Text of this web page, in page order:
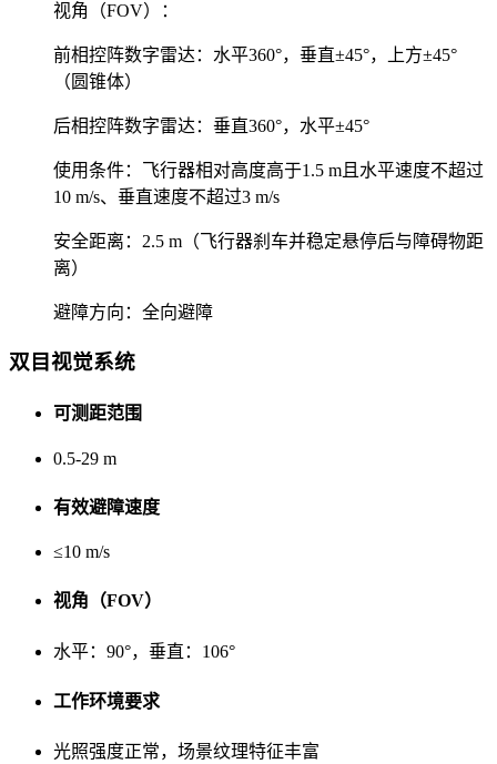
视角（FOV）：
前相控阵数字雷达：水平360°，垂直±45°，上方±45°
（圆锥体）
后相控阵数字雷达：垂直360°，水平±45°
使用条件：飞行器相对高度高于1.5 m且水平速度不超过
10 m/s、垂直速度不超过3 m/s
安全距离：2.5 m（飞行器刹车并稳定悬停后与障碍物距
离）
避障方向：全向避障
双目视觉系统
可测距范围
0.5-29 m
有效避障速度
≤10 m/s
视角（FOV）
水平：90°，垂直：106°
工作环境要求
光照强度正常，场景纹理特征丰富